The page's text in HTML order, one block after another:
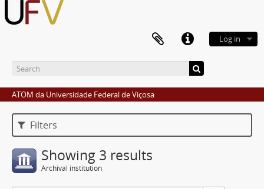
Log in
ATOM da Universidade Federal de Viçosa
Filters
Showing 3 results
Archival institution